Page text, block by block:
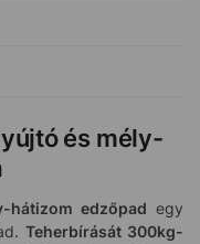
és mély-
hátizom edzőpad egy
Teherbírását 300kg-